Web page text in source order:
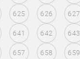
625 626 627
641 642 643
657 658 659